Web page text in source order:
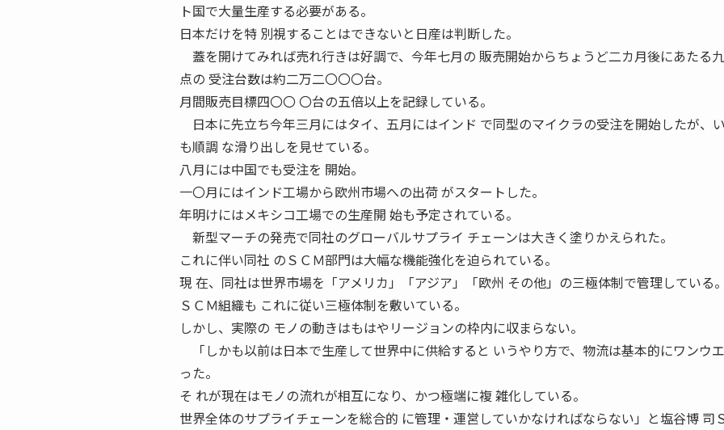
ト国で大量生産する必要がある。
日本だけを特 別視することはできないと日産は判断した。
蓋を開けてみれば売れ行きは好調で、今年七月の 販売開始からちょうど二カ月後にあたる
点の 受注台数は約二万二〇〇〇台。
月間販売目標四〇〇 〇台の五倍以上を記録している。
日本に先立ち今年三月にはタイ、五月にはインド で同型のマイクラの受注を開始したが、
も順調 な滑り出しを見せている。
八月には中国でも受注を 開始。
一〇月にはインド工場から欧州市場への出荷 がスタートした。
年明けにはメキシコ工場での生産開 始も予定されている。
新型マーチの発売で同社のグローバルサプライ チェーンは大きく塗りかえられた。
これに伴い同社 のＳＣＭ部門は大幅な機能強化を迫られている。
現 在、同社は世界市場を「アメリカ」「アジア」「欧州 その他」の三極体制で管理している。
ＳＣＭ組織も これに従い三極体制を敷いている。
しかし、実際の モノの動きはもはやリージョンの枠内に収まらない。
「しかも以前は日本で生産して世界中に供給すると いうやり方で、物流は基本的にワンウ
った。
そ れが現在はモノの流れが相互になり、かつ極端に複 雑化している。
世界全体のサプライチェーンを総合的 に管理・運営していかなければならない」と塩谷博 司